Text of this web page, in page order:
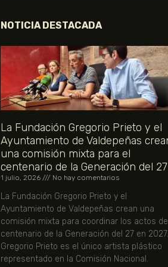
NOTICIA DESTACADA
La Fundación Gregorio Prieto y el
Ayuntamiento de Valdepeñas
una comisión mixta para el
centenario de la Generación del 27
1 julio, 2026 No hay comentarios
La Fundación Gregorio Prieto y el
Ayuntamiento de Valdepeñas crean una
comisión mixta para coordinar los actos del
centenario de la Generación del 27 en 2027.
Gregorio Prieto es el único artista plástico
representado en la Comisión Nacional.